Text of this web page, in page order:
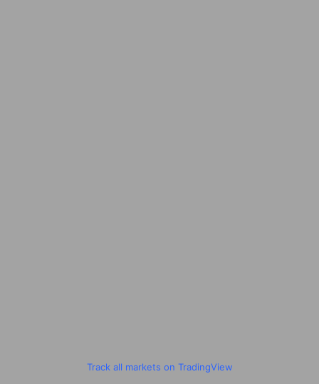
Track all markets on TradingView